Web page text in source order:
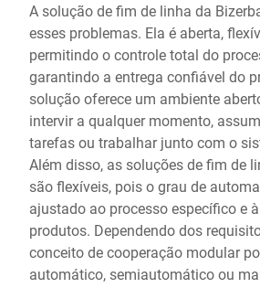
A solução de fim de linha da
esses problemas. Ela é aberta,
permitindo o controle total do
garantindo a entrega confiável do
solução oferece um ambiente
intervir a qualquer momento,
tarefas ou trabalhar junto com o
Além disso, as soluções de fim de
são flexíveis, pois o grau de
ajustado ao processo específico e
produtos. Dependendo dos
conceito de cooperação modular
automático, semiautomático ou